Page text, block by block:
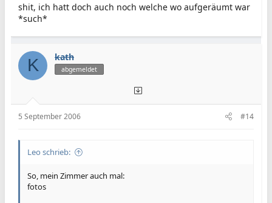
shit, ich hatt doch auch noch welche wo aufgeräumt war
*such*
K kath
abgemeldet
5 September 2006 #14
Leo schrieb:
So, mein Zimmer auch mal:
fotos